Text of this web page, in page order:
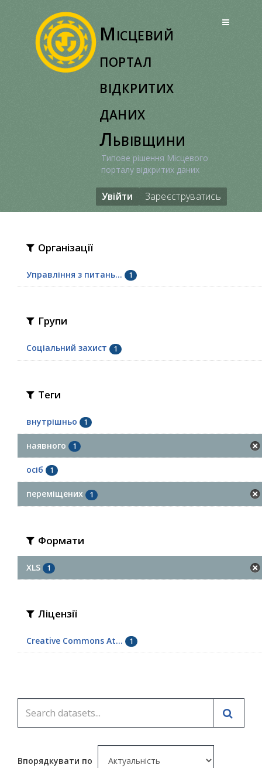
Місцевий
портал
відкритих
даних
Львівщини
Типове рішення Місцевого
порталу відкритих даних
Увійти Зареєструватись
Організації
Управління з питань... 1
Групи
Соціальний захист 1
Теги
внутрішньо 1
наявного 1
осіб 1
переміщених 1
Формати
XLS 1
Ліцензії
Creative Commons At... 1
Впорядкувати по